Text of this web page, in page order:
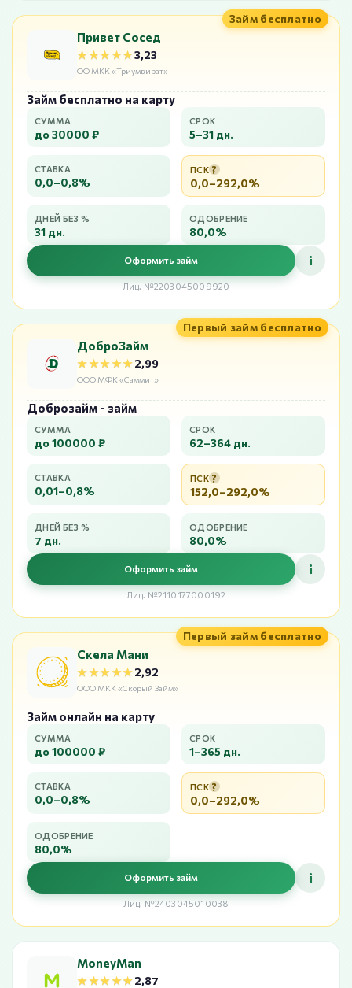
Займ бесплатно
Привет Сосед
★★★★★
★★★★★3,23
ОО МКК «Триумвират»
Займ бесплатно на карту
СУММА
до 30000 ₽
СРОК
5–31 дн.
СТАВКА
0,0–0,8%
ПСК ?
0,0–292,0%
ДНЕЙ БЕЗ %
31 дн.
ОДОБРЕНИЕ
80,0%
Оформить займ i
Лиц. №2203045009920
Первый займ бесплатно
ДоброЗайм
★★★★★
★★★★★2,99
ООО МФК «Саммит»
Доброзайм - займ
СУММА
до 100000 ₽
СРОК
62–364 дн.
СТАВКА
0,01–0,8%
ПСК ?
152,0–292,0%
ДНЕЙ БЕЗ %
7 дн.
ОДОБРЕНИЕ
80,0%
Оформить займ i
Лиц. №2110177000192
Первый займ бесплатно
Скела Мани
★★★★★
★★★★★2,92
ООО МКК «Скорый Займ»
Займ онлайн на карту
СУММА
до 100000 ₽
СРОК
1–365 дн.
СТАВКА
0,0–0,8%
ПСК ?
0,0–292,0%
ОДОБРЕНИЕ
80,0%
Оформить займ i
Лиц. №2403045010038
MoneyMan
★★★★★
★★★★★2,87